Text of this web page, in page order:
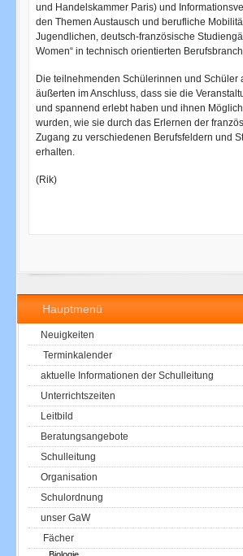
Hauptmenü
Neuigkeiten
Terminkalender
aktuelle Informationen der Schulleitung
Unterrichtszeiten
Leitbild
Beratungsangebote
Schulleitung
Organisation
Schulordnung
unser GaW
Fächer
und Handelskammer Paris) und
den Themen Austausch und berufliche
Jugendlichen, deutsch-französische
Women“ in technisch orientierten
Die teilnehmenden Schülerinnen und Schüler
äußerten im Anschluss, dass sie die
und spannend erlebt haben und ihnen
wurden, wie sie durch das Erlernen der
Zugang zu verschiedenen Berufsfeldern und
erhalten.
(Rik)